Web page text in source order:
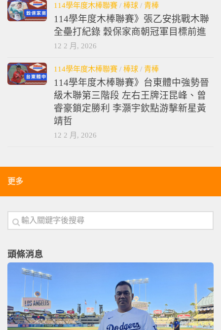
114學年度木棒聯賽 / 棒球 / 青棒
114學年度木棒聯賽》張乙安挑戰木聯
全壘打紀錄 穀保家商朝冠軍目標前進
12 2 月, 2026
114學年度木棒聯賽 / 棒球 / 青棒
114學年度木棒聯賽》台東體中強勢晉
級木聯第三階段 左右王牌汪昆峰、曾
睿豪鎖定勝利 李灝宇欽點游擊新星黃
靖哲
12 2 月, 2026
更多
頭條消息